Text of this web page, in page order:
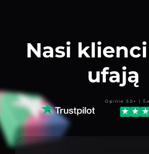
Nasi
ufają
Opinie 50+ |